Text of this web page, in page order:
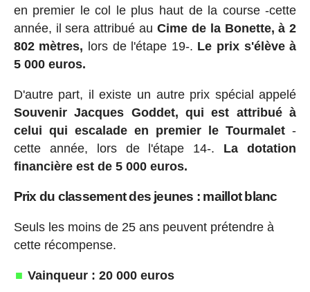
en premier le col le plus haut de la course -cette
année, il sera attribué au Cime de la Bonette, à 2
802 mètres, lors de l'étape 19-. Le prix s'élève à
5 000 euros.
D'autre part, il existe un autre prix spécial appelé
Souvenir Jacques Goddet, qui est attribué à
celui qui escalade en premier le Tourmalet -
cette année, lors de l'étape 14-. La dotation
financière est de 5 000 euros.
Prix du classement des jeunes : maillot blanc
Seuls les moins de 25 ans peuvent prétendre à
cette récompense.
Vainqueur : 20 000 euros